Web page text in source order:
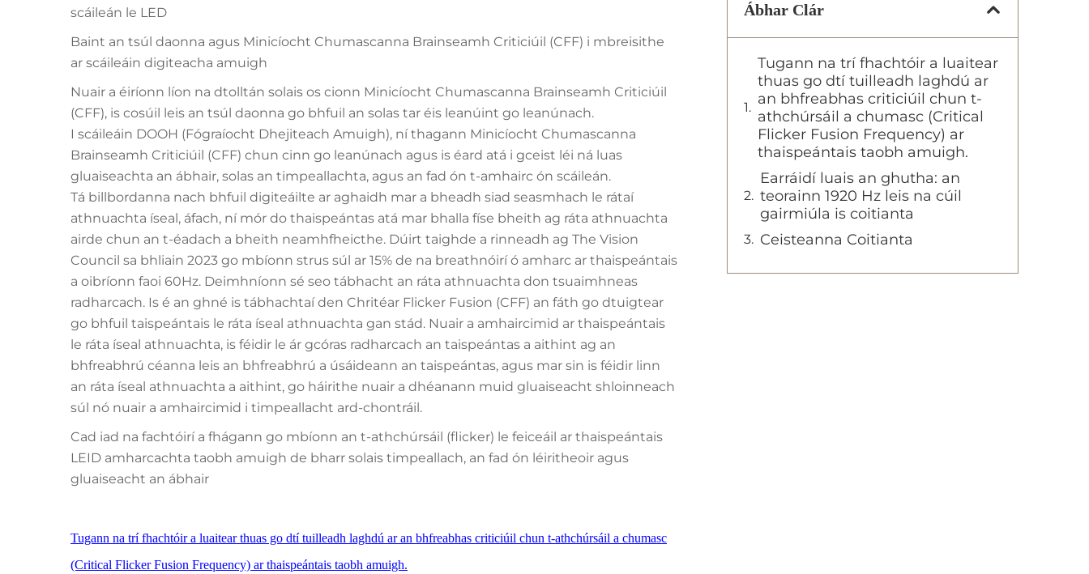
scáileán le LED
Baint an tsúl daonna agus Minicíocht Chumascanna Brainseamh Criticiúil (CFF) i mbreisithe
ar scáileáin digiteacha amuigh
Nuair a éiríonn líon na dtolltán solais os cionn Minicíocht Chumascanna Brainseamh Criticiúil
(CFF), is cosúil leis an tsúl daonna go bhfuil an solas tar éis leanúint go leanúnach.
I scáileáin DOOH (Fógraíocht Dhejiteach Amuigh), ní thagann Minicíocht Chumascanna
Brainseamh Criticiúil (CFF) chun cinn go leanúnach agus is éard atá i gceist léi ná luas
gluaiseachta an ábhair, solas an timpeallachta, agus an fad ón t-amhairc ón scáileán.
Tá billbordanna nach bhfuil digiteáilte ar aghaidh mar a bheadh siad seasmhach le rátaí
athnuachta íseal, áfach, ní mór do thaispeántas atá mar bhalla físe bheith ag ráta athnuachta
airde chun an t-éadach a bheith neamhfheicthe. Dúirt taighde a rinneadh ag The Vision
Council sa bhliain 2023 go mbíonn strus súl ar 15% de na breathnóirí ó amharc ar thaispeántais
a oibríonn faoi 60Hz. Deimhníonn sé seo tábhacht an ráta athnuachta don tsuaimhneas
radharcach. Is é an ghné is tábhachtaí den Chritéar Flicker Fusion (CFF) an fáth go dtuigtear
go bhfuil taispeántais le ráta íseal athnuachta gan stád. Nuair a amhaircimid ar thaispeántais
le ráta íseal athnuachta, is féidir le ár gcóras radharcach an taispeántas a aithint ag an
bhfreabhrú céanna leis an bhfreabhrú a úsáideann an taispeántas, agus mar sin is féidir linn
an ráta íseal athnuachta a aithint, go háirithe nuair a dhéanann muid gluaiseacht shloinneach
súl nó nuair a amhaircimid i timpeallacht ard-chontráil.
Cad iad na fachtóirí a fhágann go mbíonn an t-athchúrsáil (flicker) le feiceáil ar thaispeántais
LEID amharcachta taobh amuigh de bharr solais timpeallach, an fad ón léiritheoir agus
gluaiseacht an ábhair
Tugann na trí fhachtóir a luaitear thuas go dtí tuilleadh laghdú ar an bhfreabhas criticiúil chun t-athchúrsáil a chumasc
(Critical Flicker Fusion Frequency) ar thaispeántais taobh amuigh.
Ábhar Clár
Tugann na trí fhachtóir a luaitear
thuas go dtí tuilleadh laghdú ar
an bhfreabhas criticiúil chun t-
athchúrsáil a chumasc (Critical
Flicker Fusion Frequency) ar
thaispeántais taobh amuigh.
Earráidí luais an ghutha: an
teorainn 1920 Hz leis na cúil
gairmiúla is coitianta
Ceisteanna Coitianta